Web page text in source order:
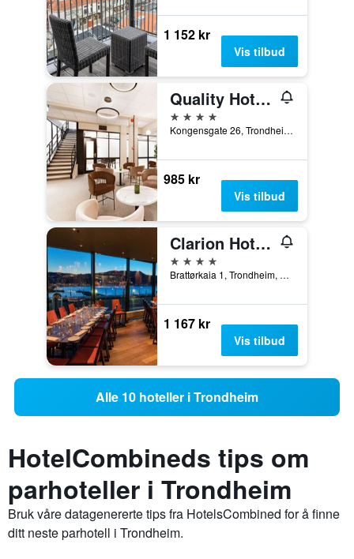
1 152 kr
Vis tilbud
Quality Hotel Augustin
4 stjerner
Kongensgate 26, Trondheim, Sør-Trøndelag, Norge
985 kr
Vis tilbud
Clarion Hotel & Congress Trondheim
4 stjerner
Brattørkaia 1, Trondheim, Sør-Trøndelag, Norge
1 167 kr
Vis tilbud
Alle 10 hoteller i Trondheim
HotelCombineds tips om
parhoteller i Trondheim
Bruk våre datagenererte tips fra HotelsCombined for å finne
ditt neste parhotell i Trondheim.